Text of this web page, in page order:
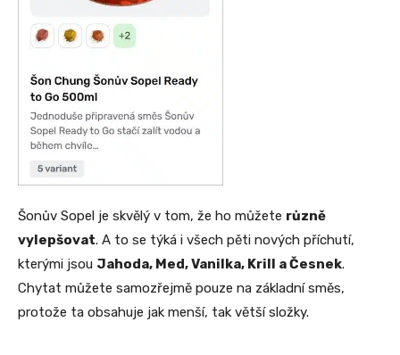
Šonův Sopel je skvělý v tom, že ho můžete různě
vylepšovat. A to se týká i všech pěti nových příchutí,
kterými jsou Jahoda, Med, Vanilka, Krill a Česnek.
Chytat můžete samozřejmě pouze na základní směs,
protože ta obsahuje jak menší, tak větší složky.